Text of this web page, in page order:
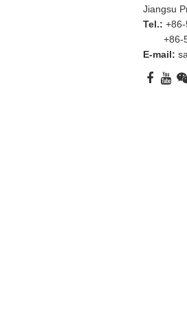
Jiangsu
Tel.:
+86-
E-mail: